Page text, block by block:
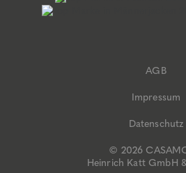
© 2026
Heinrich Katt GmbH
AGB
Impressum
Datenschutz